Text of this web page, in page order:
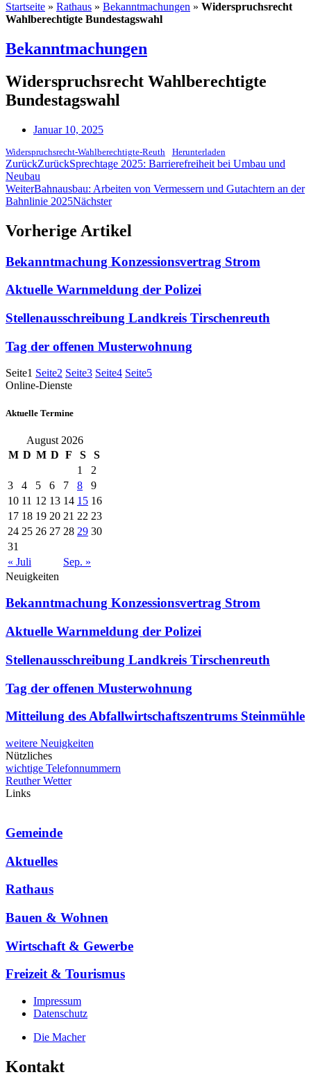
Startseite » Rathaus » Bekanntmachungen » Widerspruchsrecht
Wahlberechtigte Bundestagswahl
Bekanntmachungen
Widerspruchsrecht Wahlberechtigte
Bundestagswahl
Januar 10, 2025
Widerspruchsrecht-Wahlberechtigte-Reuth Herunterladen
ZurückZurückSprechtage 2025: Barrierefreiheit bei Umbau und
Neubau
WeiterBahnausbau: Arbeiten von Vermessern und Gutachtern an der
Bahnlinie 2025Nächster
Vorherige Artikel
Bekanntmachung Konzessionsvertrag Strom
Aktuelle Warnmeldung der Polizei
Stellenausschreibung Landkreis Tirschenreuth
Tag der offenen Musterwohnung
Seite1 Seite2 Seite3 Seite4 Seite5
Online-Dienste
Aktuelle Termine
August 2026
M D M D F S
S
1
2
3
4 5 6 7 8
9
10 11 12 13 14 15 16
17 18 19 20 21 22 23
24 25 26 27 28 29 30
31
« Juli
Sep. »
Neuigkeiten
Bekanntmachung Konzessionsvertrag Strom
Aktuelle Warnmeldung der Polizei
Stellenausschreibung Landkreis Tirschenreuth
Tag der offenen Musterwohnung
Mitteilung des Abfallwirtschaftszentrums Steinmühle
weitere Neuigkeiten
Nützliches
wichtige Telefonnummern
Reuther Wetter
Links
Gemeinde
Aktuelles
Rathaus
Bauen & Wohnen
Wirtschaft & Gewerbe
Freizeit & Tourismus
Impressum
Datenschutz
Die Macher
Kontakt